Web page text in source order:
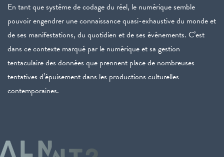
En tant que système de codage du réel, le numérique semble
pouvoir engendrer une connaissance quasi-exhaustive du monde et
de ses manifestations, du quotidien et de ses événements. C’est
dans ce contexte marqué par le numérique et sa gestion
tentaculaire des données que prennent place de nombreuses
tentatives d’épuisement dans les productions culturelles
contemporaines.